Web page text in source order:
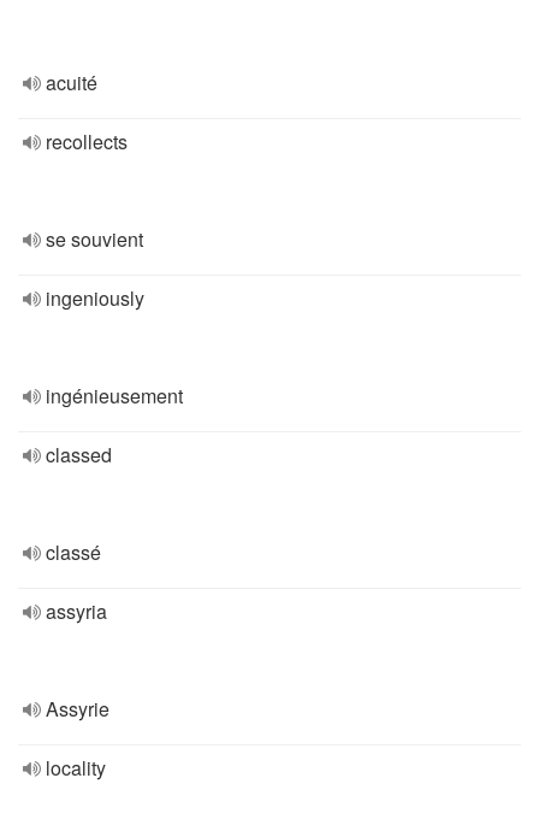
acuité
recollects
se souvient
ingeniously
ingénieusement
classed
classé
assyria
Assyrie
locality